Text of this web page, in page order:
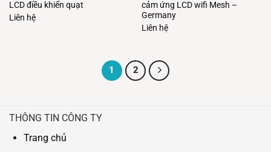
LCD điều khiển quạt
Liên hệ
cảm ứng LCD wifi Mesh –
Germany
Liên hệ
1 2
THÔNG TIN CÔNG TY
Trang chủ